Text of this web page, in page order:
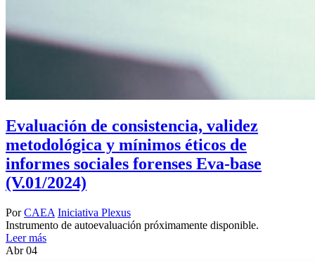
Evaluación de consistencia, validez
metodológica y mínimos éticos de
informes sociales forenses Eva-base
(V.01/2024)
Por CAEA Iniciativa Plexus
Instrumento de autoevaluación próximamente disponible.
Leer más
Abr 04